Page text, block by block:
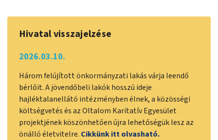
Hivatal visszajelzése
2026.03.10.
Három felújított önkormányzati lakás várja leendő
bérlőit. A jövendőbeli lakók hosszú ideje
hajléktalanellátó intézményben élnek, a közösségi
költségvetés és az Oltalom Karitatív Egyesület
projektjének köszönhetően újra lehetőségük lesz az
önálló életvitelre. Cikkünk itt olvasható.